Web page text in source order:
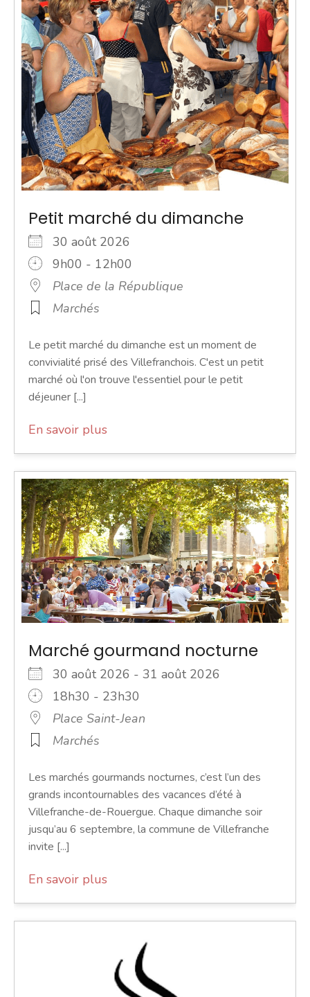
Petit marché du dimanche
30 août 2026
9h00 - 12h00
Place de la République
Marchés
Le petit marché du dimanche est un moment de
convivialité prisé des Villefranchois. C'est un petit
marché où l'on trouve l'essentiel pour le petit
déjeuner [...]
En savoir plus
Marché gourmand nocturne
30 août 2026 - 31 août 2026
18h30 - 23h30
Place Saint-Jean
Marchés
Les marchés gourmands nocturnes, c’est l’un des
grands incontournables des vacances d’été à
Villefranche-de-Rouergue. Chaque dimanche soir
jusqu’au 6 septembre, la commune de Villefranche
invite [...]
En savoir plus